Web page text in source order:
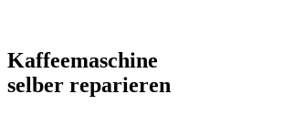
Kaffeemaschine
selber reparieren